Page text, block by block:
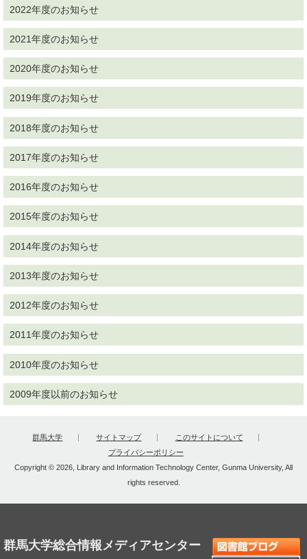
2022年度のお知らせ
2021年度のお知らせ
2020年度のお知らせ
2019年度のお知らせ
2018年度のお知らせ
2017年度のお知らせ
2016年度のお知らせ
2015年度のお知らせ
2014年度のお知らせ
2013年度のお知らせ
2012年度のお知らせ
2011年度のお知らせ
2010年度のお知らせ
2009年度以前のお知らせ
群馬大学 サイトマップ
このサイトについて
プライバシーポリシー
Copyright © 2026, Library and Information Technology Center, Gunma University, All
rights reserved.
群馬大学総合情報メディアセンター